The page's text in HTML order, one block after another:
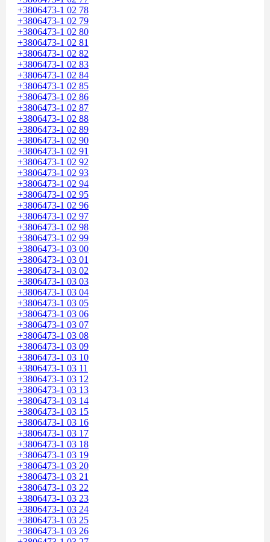
+3806473-1 02 78
+3806473-1 02 79
+3806473-1 02 80
+3806473-1 02 81
+3806473-1 02 82
+3806473-1 02 83
+3806473-1 02 84
+3806473-1 02 85
+3806473-1 02 86
+3806473-1 02 87
+3806473-1 02 88
+3806473-1 02 89
+3806473-1 02 90
+3806473-1 02 91
+3806473-1 02 92
+3806473-1 02 93
+3806473-1 02 94
+3806473-1 02 95
+3806473-1 02 96
+3806473-1 02 97
+3806473-1 02 98
+3806473-1 02 99
+3806473-1 03 00
+3806473-1 03 01
+3806473-1 03 02
+3806473-1 03 03
+3806473-1 03 04
+3806473-1 03 05
+3806473-1 03 06
+3806473-1 03 07
+3806473-1 03 08
+3806473-1 03 09
+3806473-1 03 10
+3806473-1 03 11
+3806473-1 03 12
+3806473-1 03 13
+3806473-1 03 14
+3806473-1 03 15
+3806473-1 03 16
+3806473-1 03 17
+3806473-1 03 18
+3806473-1 03 19
+3806473-1 03 20
+3806473-1 03 21
+3806473-1 03 22
+3806473-1 03 23
+3806473-1 03 24
+3806473-1 03 25
+3806473-1 03 26